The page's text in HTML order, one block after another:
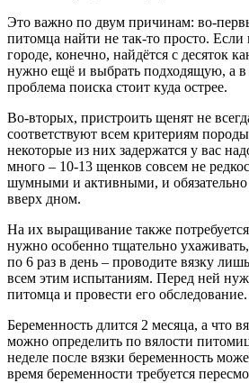
Это важно по двум причинам: во-
питомца найти не так-то просто.
городе, конечно, найдётся с десяток
нужно ещё и выбрать подходящую, а в
проблема поиска стоит куда острее.
Во-вторых, пристроить щенят не
соответствуют всем критериям
некоторые из них задержатся у вас
много – 10-13 щенков совсем не
шумными и активными, и обязательно
вверх дном.
На их выращивание также
нужно особенно тщательно
по 6 раз в день – проводите вязку
всем этим испытаниям. Перед ней
питомца и провести его обследование.
Беременность длится 2 месяца, а что
можно определить по вялости
неделе после вязки беременность
время беременности требуется